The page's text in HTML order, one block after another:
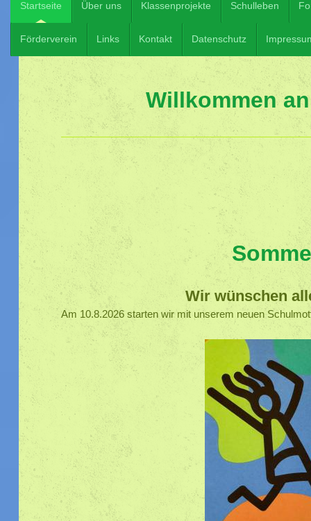
Startseite Über uns Klassenprojekte Schulleben
Förderverein Links Kontakt Datenschutz
Willkommen
Wir wünschen
Am 10.8.2026 starten wir mit unserem neuen